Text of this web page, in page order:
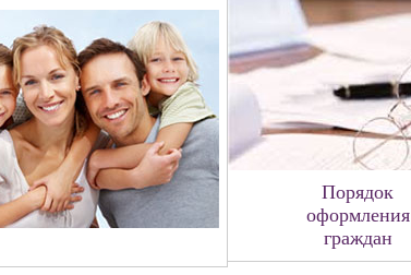
Порядок
оформления
граждан